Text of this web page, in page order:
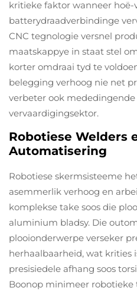
kritieke faktor wanneer hoë-
batterydraadverbindinge
CNC tegnologie versnel
maatskappye in staat stel
korter omdraai tyd te
belegging verhoog nie net
verbeter ook
vervaardigingsektor.
Robotiese Welders
Automatisering
Robotiese skermsisteeme
asemmerlik verhoog en
komplekse take soos die
aluminium bladsy. Die
plooionderwerpe verseker
herhaalbaarheid, wat krities
presisiedele afhang soos
Boonop minimeer